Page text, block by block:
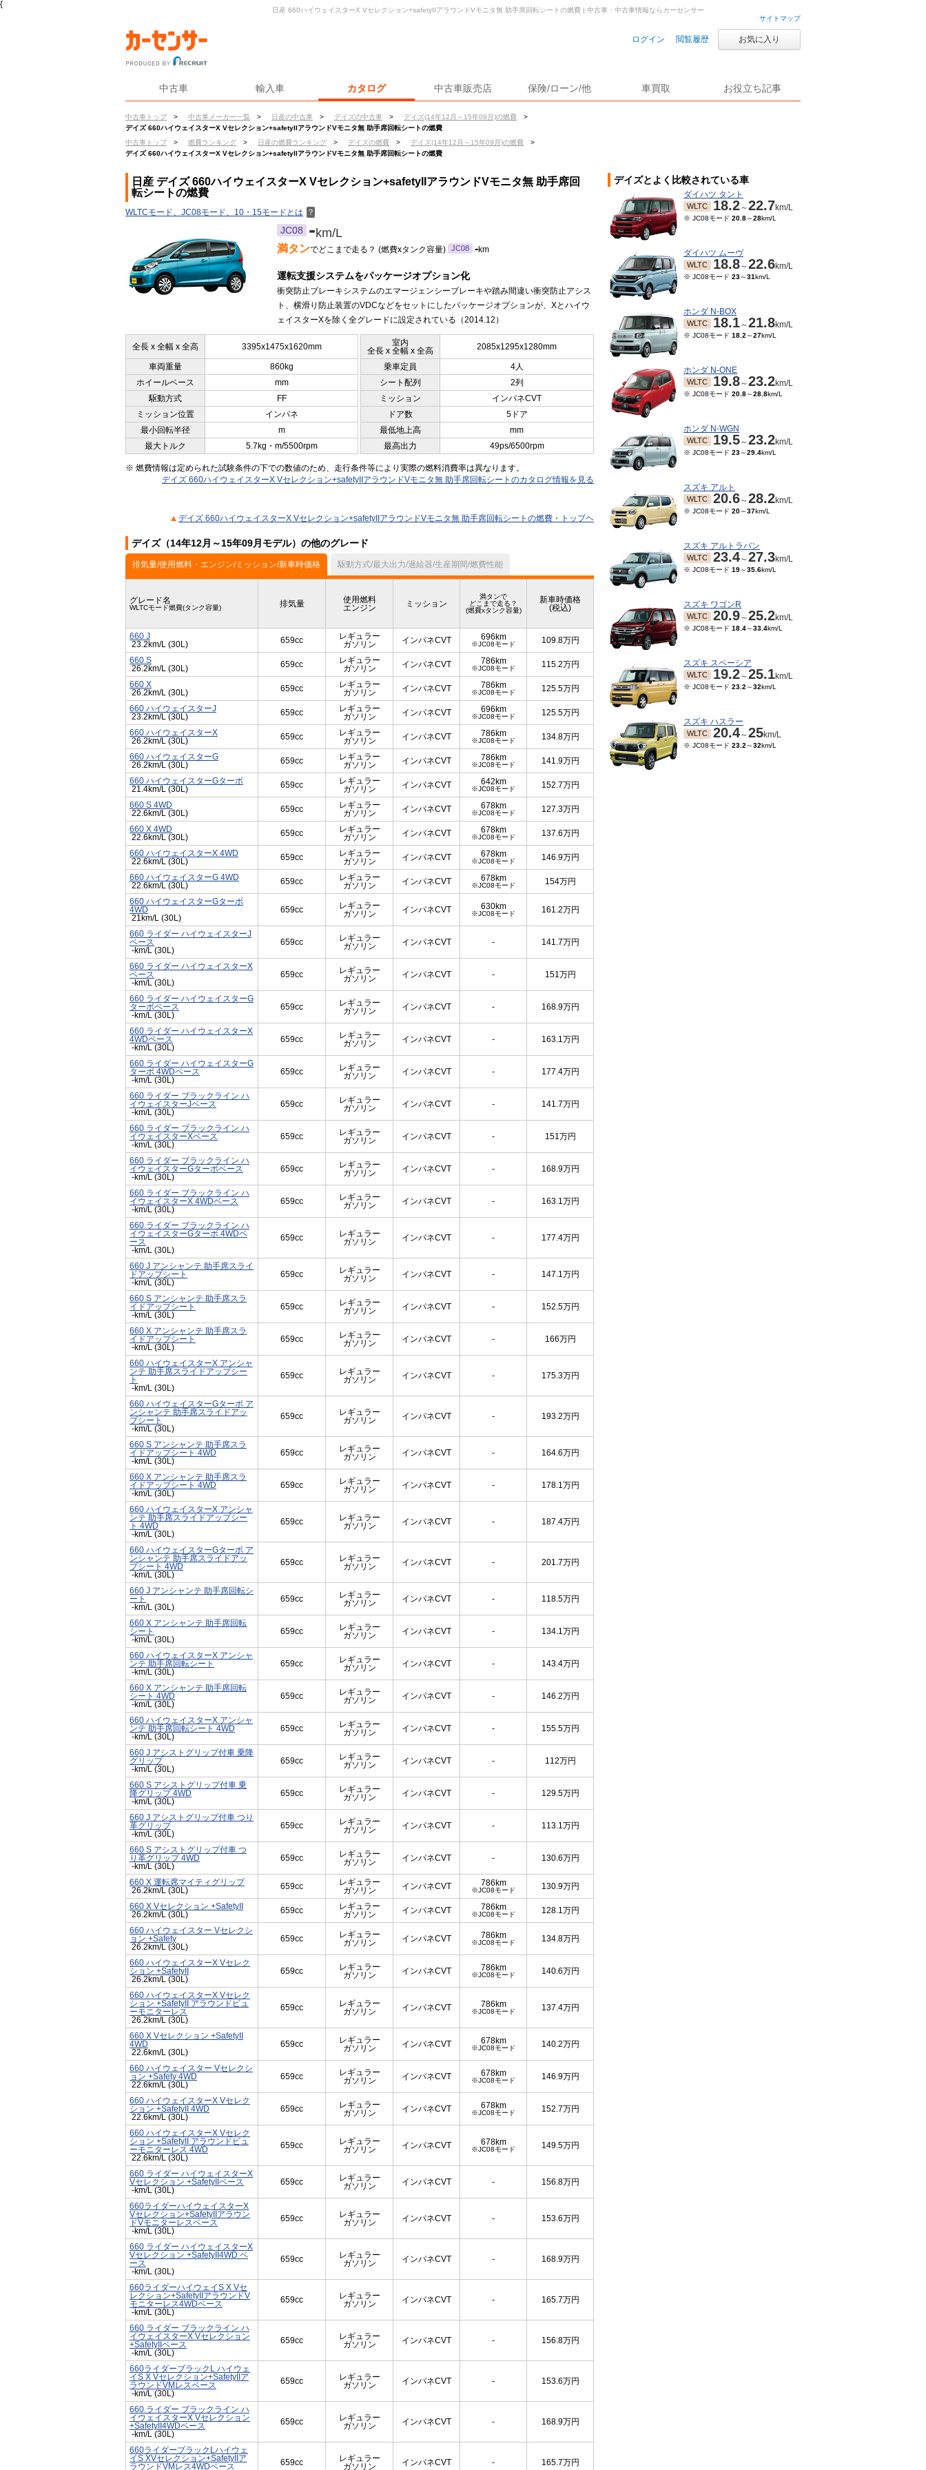
{
サイトマップ
ログイン 閲覧履歴 お気に入り
中古車 輸入車 カタログ 中古車販売店 保険/ローン/他 車買取 お役立ち記事
中古車トップ > 中古車メーカー一覧 > 日産の中古車 > デイズの中古車 > デイズ(14年12月～15年09月)の燃費
>
デイズ 660ハイウェイスターX Vセレクション+safetyIIアラウンドVモニタ無 助手席回転シートの燃費
中古車トップ
> 燃費ランキング > 日産の燃費ランキング > デイズの燃費 > デイズ(14年12月～15年09月)の燃費
>
デイズ 660ハイウェイスターX Vセレクション+safetyIIアラウンドVモニタ無 助手席回転シートの燃費
日産 660ハイウェイスターX Vセレクション+safetyIIアラウンドVモニタ無 助手席回転シートの燃費 | 中古車・中古車情報ならカーセンサー
日産 デイズ 660ハイウェイスターX Vセレクション+safetyIIアラウンドVモニタ無 助手席回
転シートの燃費
WLTCモード、JC08モード、10・15モードとは ？
JC08 -km/L
満タンでどこまで走る？ (燃費xタンク容量) JC08 -km
運転支援システムをパッケージオプション化
衝突防止ブレーキシステムのエマージェンシーブレーキや踏み間違い衝突防止アシス
ト、横滑り防止装置のVDCなどをセットにしたパッケージオプションが、Xとハイウ
ェイスターXを除く全グレードに設定されている（2014.12）
全長 x 全幅 x 全高 3395x1475x1620mm
室内
全長 x 全幅 x 全高
2085x1295x1280mm
車両重量 860kg 乗車定員
4人
ホイールベース
mm シート配列
2列
駆動方式
FF ミッション
インパネCVT
ミッション位置
インパネ ドア数
5ドア
最小回転半径
m 最低地上高
mm
最大トルク
5.7kg・m/5500rpm 最高出力 49ps/6500rpm
※ 燃費情報は定められた試験条件の下での数値のため、走行条件等により実際の燃料消費率は異なります。
デイズ 660ハイウェイスターX Vセレクション+safetyIIアラウンドVモニタ無 助手席回転シートのカタログ情報を見る
デイズ 660ハイウェイスターX Vセレクション+safetyIIアラウンドVモニタ無 助手席回転シートの燃費・トップヘ
デイズ（14年12月～15年09月モデル）の他のグレード
排気量/使用燃料・エンジン/ミッション/新車時価格 駆動方式/最大出力/過給器/生産期間/燃費性能
グレード名
WLTCモード燃費(タンク容量) 排気量
使用燃料
エンジン
ミッション
満タンで
どこまで走る？
(燃費xタンク容量)
新車時価格
(税込)
660 J
23.2km/L (30L)
659cc
レギュラー
ガソリン
インパネCVT 696km
※JC08モード 109.8万円
660 S
26.2km/L (30L)
659cc
レギュラー
ガソリン
インパネCVT 786km
※JC08モード 115.2万円
660 X
26.2km/L (30L)
659cc
レギュラー
ガソリン
インパネCVT 786km
※JC08モード 125.5万円
660 ハイウェイスターJ
23.2km/L (30L)
659cc
レギュラー
ガソリン
インパネCVT 696km
※JC08モード 125.5万円
660 ハイウェイスターX
26.2km/L (30L)
659cc
レギュラー
ガソリン
インパネCVT 786km
※JC08モード 134.8万円
660 ハイウェイスターG
26.2km/L (30L)
659cc
レギュラー
ガソリン
インパネCVT 786km
※JC08モード 141.9万円
660 ハイウェイスターGターボ
21.4km/L (30L)
659cc
レギュラー
ガソリン
インパネCVT 642km
※JC08モード 152.7万円
660 S 4WD
22.6km/L (30L)
659cc
レギュラー
ガソリン
インパネCVT 678km
※JC08モード 127.3万円
660 X 4WD
22.6km/L (30L)
659cc
レギュラー
ガソリン
インパネCVT 678km
※JC08モード 137.6万円
660 ハイウェイスターX 4WD
22.6km/L (30L)
659cc
レギュラー
ガソリン
インパネCVT 678km
※JC08モード 146.9万円
660 ハイウェイスターG 4WD
22.6km/L (30L)
659cc
レギュラー
ガソリン
インパネCVT 678km
※JC08モード 154万円
660 ハイウェイスターGターボ
4WD
21km/L (30L)
659cc
レギュラー
ガソリン
インパネCVT 630km
※JC08モード 161.2万円
660 ライダー ハイウェイスターJ
ベース
-km/L (30L)
659cc
レギュラー
ガソリン
インパネCVT - 141.7万円
660 ライダー ハイウェイスターX
ベース
-km/L (30L)
659cc
レギュラー
ガソリン
インパネCVT - 151万円
660 ライダー ハイウェイスターG
ターボベース
-km/L (30L)
659cc
レギュラー
ガソリン
インパネCVT - 168.9万円
660 ライダー ハイウェイスターX
4WDベース
-km/L (30L)
659cc
レギュラー
ガソリン
インパネCVT - 163.1万円
660 ライダー ハイウェイスターG
ターボ 4WDベース
-km/L (30L)
659cc
レギュラー
ガソリン
インパネCVT - 177.4万円
660 ライダー ブラックライン ハ
イウェイスターJベース
-km/L (30L)
659cc
レギュラー
ガソリン
インパネCVT - 141.7万円
660 ライダー ブラックライン ハ
イウェイスターXベース
-km/L (30L)
659cc
レギュラー
ガソリン
インパネCVT - 151万円
660 ライダー ブラックライン ハ
イウェイスターGターボベース
-km/L (30L)
659cc
レギュラー
ガソリン
インパネCVT - 168.9万円
660 ライダー ブラックライン ハ
イウェイスターX 4WDベース
-km/L (30L)
659cc
レギュラー
ガソリン
インパネCVT - 163.1万円
660 ライダー ブラックライン ハ
イウェイスターGターボ 4WDベ
ース
-km/L (30L)
659cc
レギュラー
ガソリン
インパネCVT - 177.4万円
660 J アンシャンテ 助手席スライ
ドアップシート
-km/L (30L)
659cc
レギュラー
ガソリン
インパネCVT - 147.1万円
660 S アンシャンテ 助手席スラ
イドアップシート
-km/L (30L)
659cc
レギュラー
ガソリン
インパネCVT - 152.5万円
660 X アンシャンテ 助手席スラ
イドアップシート
-km/L (30L)
659cc
レギュラー
ガソリン
インパネCVT - 166万円
660 ハイウェイスターX アンシャ
ンテ 助手席スライドアップシー
ト
-km/L (30L)
659cc
レギュラー
ガソリン
インパネCVT - 175.3万円
660 ハイウェイスターGターボ ア
ンシャンテ 助手席スライドアッ
プシート
-km/L (30L)
659cc
レギュラー
ガソリン
インパネCVT - 193.2万円
660 S アンシャンテ 助手席スラ
イドアップシート 4WD
-km/L (30L)
659cc
レギュラー
ガソリン
インパネCVT - 164.6万円
660 X アンシャンテ 助手席スラ
イドアップシート 4WD
-km/L (30L)
659cc
レギュラー
ガソリン
インパネCVT - 178.1万円
660 ハイウェイスターX アンシャ
ンテ 助手席スライドアップシー
ト 4WD
-km/L (30L)
659cc
レギュラー
ガソリン
インパネCVT - 187.4万円
660 ハイウェイスターGターボ ア
ンシャンテ 助手席スライドアッ
プシート 4WD
-km/L (30L)
659cc
レギュラー
ガソリン
インパネCVT - 201.7万円
660 J アンシャンテ 助手席回転シ
ート
-km/L (30L)
659cc
レギュラー
ガソリン
インパネCVT - 118.5万円
660 X アンシャンテ 助手席回転
シート
-km/L (30L)
659cc
レギュラー
ガソリン
インパネCVT - 134.1万円
660 ハイウェイスターX アンシャ
ンテ 助手席回転シート
-km/L (30L)
659cc
レギュラー
ガソリン
インパネCVT - 143.4万円
660 X アンシャンテ 助手席回転
シート 4WD
-km/L (30L)
659cc
レギュラー
ガソリン
インパネCVT - 146.2万円
660 ハイウェイスターX アンシャ
ンテ 助手席回転シート 4WD
-km/L (30L)
659cc
レギュラー
ガソリン
インパネCVT - 155.5万円
660 J アシストグリップ付車 乗降
グリップ
-km/L (30L)
659cc
レギュラー
ガソリン
インパネCVT - 112万円
660 S アシストグリップ付車 乗
降グリップ 4WD
-km/L (30L)
659cc
レギュラー
ガソリン
インパネCVT - 129.5万円
660 J アシストグリップ付車 つり
革グリップ
-km/L (30L)
659cc
レギュラー
ガソリン
インパネCVT - 113.1万円
660 S アシストグリップ付車 つ
り革グリップ 4WD
-km/L (30L)
659cc
レギュラー
ガソリン
インパネCVT - 130.6万円
660 X 運転席マイティグリップ
26.2km/L (30L)
659cc
レギュラー
ガソリン
インパネCVT 786km
※JC08モード 130.9万円
660 X Vセレクション +SafetyII
26.2km/L (30L)
659cc
レギュラー
ガソリン
インパネCVT 786km
※JC08モード 128.1万円
660 ハイウェイスター Vセレクシ
ョン +Safety
26.2km/L (30L)
659cc
レギュラー
ガソリン
インパネCVT 786km
※JC08モード 134.8万円
660 ハイウェイスターX Vセレク
ション +SafetyII
26.2km/L (30L)
659cc
レギュラー
ガソリン
インパネCVT 786km
※JC08モード 140.6万円
660 ハイウェイスターX Vセレク
ション +SafetyII アラウンドビュ
ーモニターレス
26.2km/L (30L)
659cc
レギュラー
ガソリン
インパネCVT 786km
※JC08モード 137.4万円
660 X Vセレクション +SafetyII
4WD
22.6km/L (30L)
659cc
レギュラー
ガソリン
インパネCVT 678km
※JC08モード 140.2万円
660 ハイウェイスター Vセレクシ
ョン +Safety 4WD
22.6km/L (30L)
659cc
レギュラー
ガソリン
インパネCVT 678km
※JC08モード 146.9万円
660 ハイウェイスターX Vセレク
ション +SafetyII 4WD
22.6km/L (30L)
659cc
レギュラー
ガソリン
インパネCVT 678km
※JC08モード 152.7万円
660 ハイウェイスターX Vセレク
ション +SafetyII アラウンドビュ
ーモニターレス 4WD
22.6km/L (30L)
659cc
レギュラー
ガソリン
インパネCVT 678km
※JC08モード 149.5万円
660 ライダー ハイウェイスターX
Vセレクション +SafetyIIベース
-km/L (30L)
659cc
レギュラー
ガソリン
インパネCVT - 156.8万円
660ライダーハイウェイスターX
Vセレクション+SafetyIIアラウン
ドVモニターレスベース
-km/L (30L)
659cc
レギュラー
ガソリン
インパネCVT - 153.6万円
660 ライダー ハイウェイスターX
Vセレクション +SafetyII4WD ベ
ース
-km/L (30L)
659cc
レギュラー
ガソリン
インパネCVT - 168.9万円
660ライダーハイウェイS X Vセ
レクション+SafetyIIアラウンドV
モニターレス4WDベース
-km/L (30L)
659cc
レギュラー
ガソリン
インパネCVT - 165.7万円
660 ライダー ブラックライン ハ
イウェイスターX Vセレクション
+SafetyIIベース
-km/L (30L)
659cc
レギュラー
ガソリン
インパネCVT - 156.8万円
660ライダーブラックL ハイウェ
イS X Vセレクション+SafetyIIア
ラウンドVMレスベース
-km/L (30L)
659cc
レギュラー
ガソリン
インパネCVT - 153.6万円
660 ライダー ブラックライン ハ
イウェイスターX Vセレクション
+SafetyII4WDベース
-km/L (30L)
659cc
レギュラー
ガソリン
インパネCVT - 168.9万円
660ライダーブラックLハイウェ
イS XVセレクション+SafetyIIア
ラウンドVMレス4WDベース
659cc
レギュラー
ガソリン
インパネCVT - 165.7万円
デイズとよく比較されている車
ダイハツ タント
WLTC 18.2～22.7km/L
※ JC08モード 20.8～28km/L
ダイハツ ムーヴ
WLTC 18.8～22.6km/L
※ JC08モード 23～31km/L
ホンダ N-BOX
WLTC 18.1～21.8km/L
※ JC08モード 18.2 ～27km/L
ホンダ N-ONE
WLTC 19.8～23.2km/L
※ JC08モード 20.8～28.8km/L
ホンダ N-WGN
WLTC 19.5～23.2km/L
※ JC08モード 23～29.4km/L
スズキ アルト
WLTC 20.6～28.2km/L
※ JC08モード 20～37km/L
スズキ アルトラパン
WLTC 23.4～27.3km/L
※ JC08モード 19～35.6km/L
スズキ ワゴンR
WLTC 20.9～25.2km/L
※ JC08モード 18.4～33.4km/L
スズキ スペーシア
WLTC 19.2～25.1km/L
※ JC08モード 23.2 ～32km/L
スズキ ハスラー
WLTC 20.4～25km/L
※ JC08モード 23.2 ～32km/L